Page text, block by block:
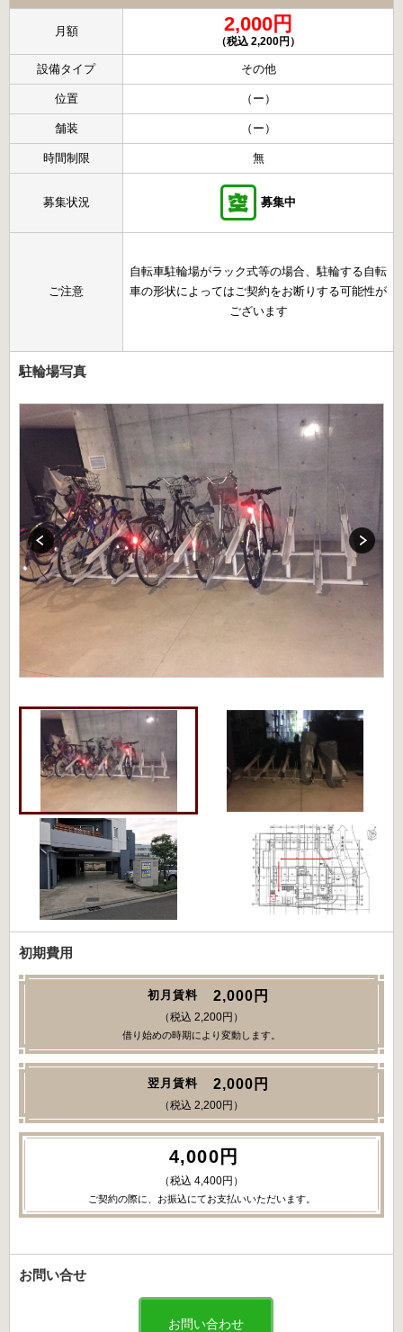
月額 2,000円
（税込 2,200円）
設備タイプ その他
位置 （ー）
舗装 （ー）
時間制限 無
募集状況 募集中
ご注意
自転車駐輪場がラック式等の場合、駐輪する自転
車の形状によってはご契約をお断りする可能性が
ございます
駐輪場写真
初期費用
初月賃料 2,000円
（税込 2,200円）
借り始めの時期により変動します。
翌月賃料 2,000円
（税込 2,200円）
4,000円
（税込 4,400円）
ご契約の際に、お振込にてお支払いいただいます。
お問い合せ
お問い合わせ